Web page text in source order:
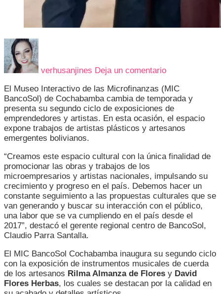
verhusanjines Deja un comentarioCULTURAL
BANCOSOL
INAUGURA
SU
SEGUNDO
CICLO
CON
OBRAS
DE
Y
ARTISTAS
El Museo Interactivo de las Microfinanzas (MIC
BancoSol) de Cochabamba cambia de temporada y
presenta su segundo ciclo de exposiciones de
emprendedores y artistas. En esta ocasión, el espacio
expone trabajos de artistas plásticos y artesanos
emergentes bolivianos.
“Creamos este espacio cultural con la única finalidad de
promocionar las obras y trabajos de los
microempresarios y artistas nacionales, impulsando su
crecimiento y progreso en el país. Debemos hacer un
constante seguimiento a las propuestas culturales que se
van generando y buscar su interacción con el público,
una labor que se va cumpliendo en el país desde el
2017”, destacó el gerente regional centro de BancoSol,
Claudio Parra Santalla.
El MIC BancoSol Cochabamba inaugura su segundo ciclo
con la exposición de instrumentos musicales de cuerda
de los artesanos Rilma Almanza de Flores y David
Flores Herbas, los cuales se destacan por la calidad en